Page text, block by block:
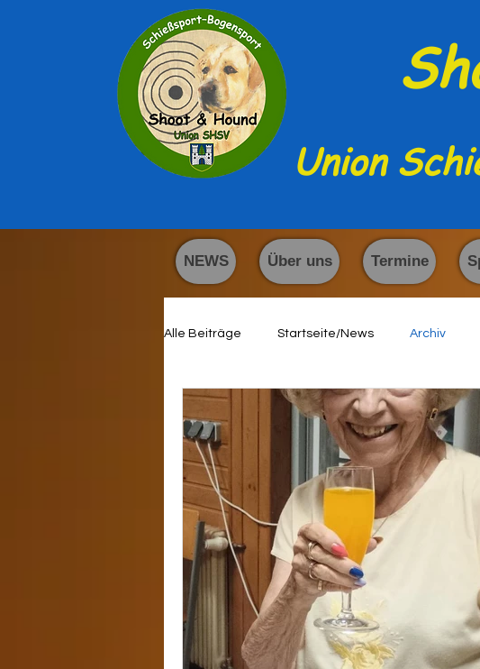
Union
NEWS Über uns Termine
Alle Beiträge Startseite/News Archiv